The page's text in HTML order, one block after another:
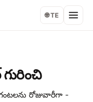
🌐 TE
రోజువారీగా -